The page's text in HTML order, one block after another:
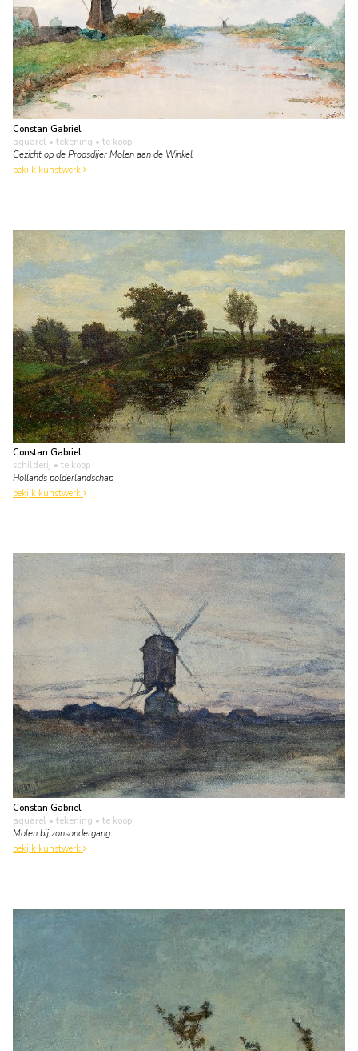
Constan Gabriel
aquarel • tekening • te koop
Gezicht op de Proosdijer Molen aan de Winkel
bekijk kunstwerk
Constan Gabriel
schilderij • te koop
Hollands polderlandschap
bekijk kunstwerk
Constan Gabriel
aquarel • tekening • te koop
Molen bij zonsondergang
bekijk kunstwerk